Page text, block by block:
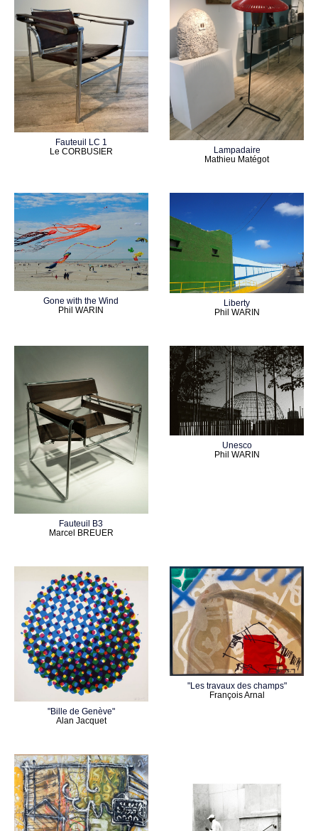
Fauteuil LC 1
Le CORBUSIER
Lampadaire
Mathieu Matégot
Gone with the Wind
Phil WARIN
Liberty
Phil WARIN
Fauteuil B3
Marcel BREUER
Unesco
Phil WARIN
"Bille de Genève"
Alan Jacquet
"Les travaux des champs"
François Arnal